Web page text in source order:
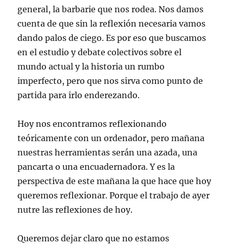
general, la barbarie que nos rodea. Nos damos
cuenta de que sin la reflexión necesaria vamos
dando palos de ciego. Es por eso que buscamos
en el estudio y debate colectivos sobre el
mundo actual y la historia un rumbo
imperfecto, pero que nos sirva como punto de
partida para irlo enderezando.
Hoy nos encontramos reflexionando
teóricamente con un ordenador, pero mañana
nuestras herramientas serán una azada, una
pancarta o una encuadernadora. Y es la
perspectiva de este mañana la que hace que hoy
queremos reflexionar. Porque el trabajo de ayer
nutre las reflexiones de hoy.
Queremos dejar claro que no estamos